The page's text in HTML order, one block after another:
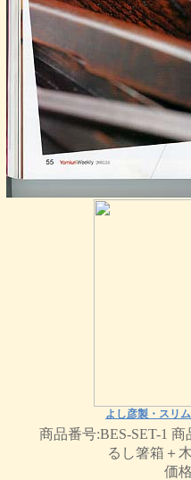
よし彦製・スリ
商品番号:BES-SET-1
るし箸箱＋
価